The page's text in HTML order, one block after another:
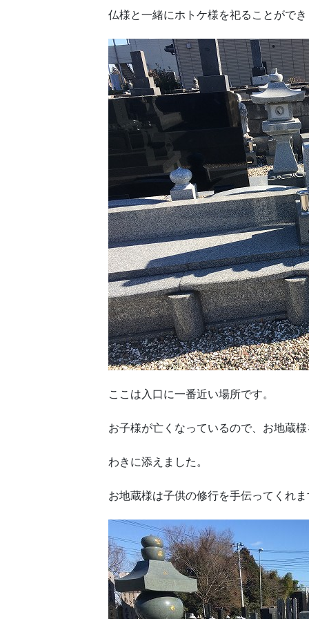
仏様と一緒にホトケ様を祀ることがで
ここは入口に一番近い場所です。
お子様が亡くなっているので、お地蔵様
わきに添えました。
お地蔵様は子供の修行を手伝ってくれ